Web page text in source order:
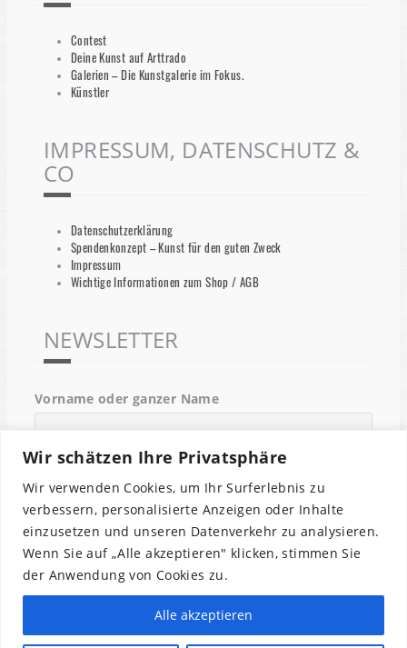
Wir schätzen Ihre Privatsphäre
Wir verwenden Cookies, um Ihr Surferlebnis zu
verbessern, personalisierte Anzeigen oder Inhalte
einzusetzen und unseren Datenverkehr zu analysieren.
Wenn Sie auf „Alle akzeptieren" klicken, stimmen Sie
der Anwendung von Cookies zu.
Alle akzeptieren
Contest
Deine Kunst auf Arttrado
Galerien – Die Kunstgalerie im Fokus.
Künstler
IMPRESSUM, DATENSCHUTZ &
CO
Datenschutzerklärung
Spendenkonzept – Kunst für den guten Zweck
Impressum
Wichtige Informationen zum Shop / AGB
NEWSLETTER
Vorname oder ganzer Name
Email
Indem Du fortfährst, akzeptierst Du unsere
Datenschutzerklärung.